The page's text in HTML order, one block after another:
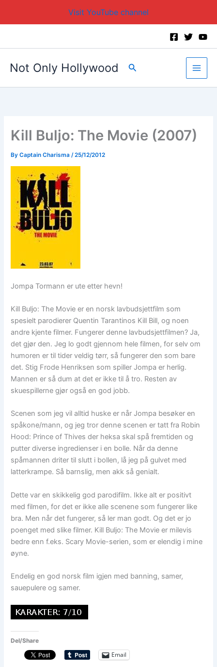
Visit YouTube channel
Not Only Hollywood Search
Kill Buljo: The Movie (2007)
ByCaptain Charisma /25/12/2012
Jompa Tormann er ute etter hevn!
Kill Buljo: The Movie er en norsk lavbudsjettfilm som
spesielt parodierer Quentin Tarantinos Kill Bill, og noen
andre kjente filmer. Fungerer denne lavbudsjettfilmen? Ja,
det gjør den. Jeg lo godt gjennom hele filmen, for selv om
humoren er til tider veldig tørr, så fungerer den som bare
det. Stig Frode Henriksen som spiller Jompa er herlig.
Mannen er så dum at det er ikke til å tro. Resten av
skuespillerne gjør også en god jobb.
Scenen som jeg vil alltid huske er når Jompa besøker en
spåkone/mann, og jeg tror denne scenen er tatt fra Robin
Hood: Prince of Thives der heksa skal spå fremtiden og
putter diverse ingredienser i en bolle. Når da denne
spåmannen driter til slutt i bollen, lå jeg på gulvet med
latterkrampe. Så barnslig, men akk så genialt.
Dette var en skikkelig god parodifilm. Ikke alt er positivt
med filmen, for det er ikke alle scenene som fungerer like
bra. Men når det fungerer, så ler man godt. Og det er jo
poenget med slike filmer. Kill Buljo: The Movie er milevis
bedre enn f.eks. Scary Movie-serien, som er elendig i mine
øyne.
Endelig en god norsk film igjen med banning, samer,
sauepulere og samer.
Del/Share
Email